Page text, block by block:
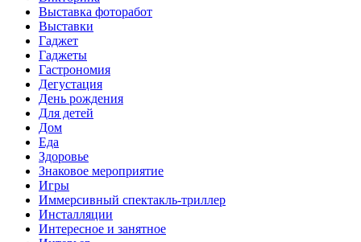
Выставка фоторабот
Выставки
Гаджет
Гаджеты
Гастрономия
Дегустация
День рождения
Для детей
Дом
Еда
Здоровье
Знаковое мероприятие
Игры
Иммерсивный спектакль-триллер
Инсталляции
Интересное и занятное